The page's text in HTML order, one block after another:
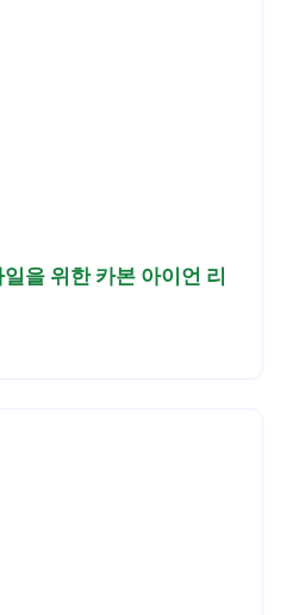
을 위한 카본 아이언 리